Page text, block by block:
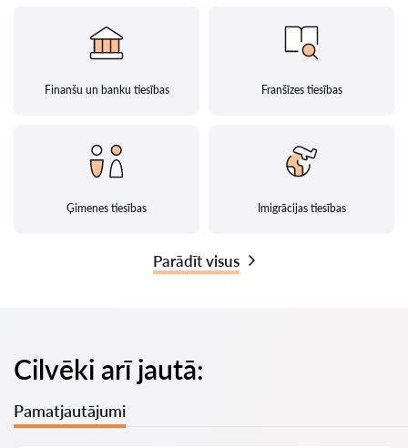
Finanšu un banku tiesības Franšīzes tiesības
Ģimenes tiesības Imigrācijas tiesības
Parādīt visus
Cilvēki arī jautā:
Pamatjautājumi